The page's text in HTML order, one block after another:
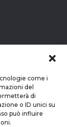
come i
del
di
o ID unici su
può influire